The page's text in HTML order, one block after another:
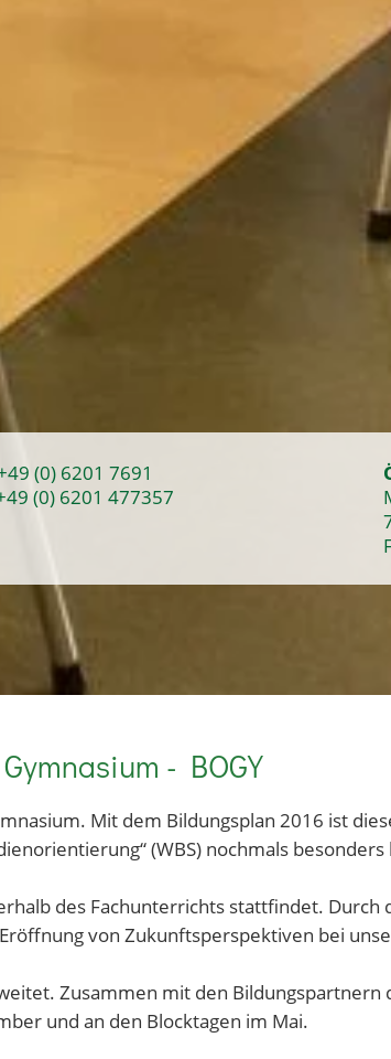
(0) 6201 7691
(0) 6201 477357
- BOGY
Mit dem Bildungsplan 2016 ist
(WBS) nochmals
des Fachunterrichts stattfindet.
von Zukunftsperspektiven bei
Zusammen mit den
und an den Blocktagen im Mai.